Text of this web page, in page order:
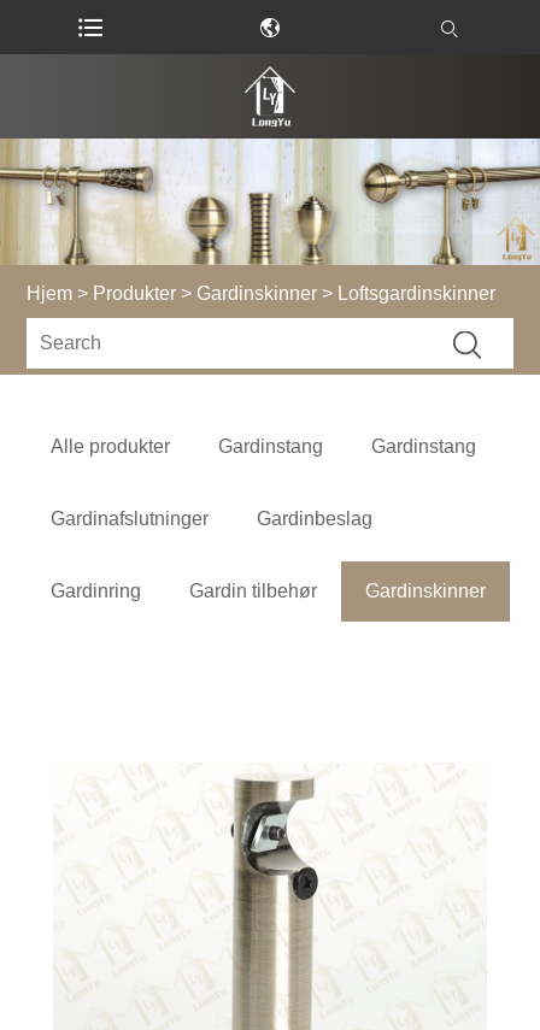
Hjem > Produkter > Gardinskinner > Loftsgardinskinner
Alle produkter Gardinstang Gardinstang
Gardinafslutninger Gardinbeslag
Gardinring Gardin tilbehør Gardinskinner